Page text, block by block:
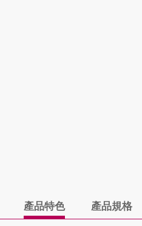
產品特色 產品規格